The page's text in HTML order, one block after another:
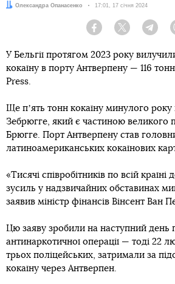
Автор:
Олександра Опанасенко Дата:
17:01, 17 січня 2024
Facebook Twitter
У Бельгії протягом 2023 року
кокаїну в порту Антверпену — 116
Press.
Ще пʼять тонн кокаїну минулого
Зебрюгге, який є частиною великого
Брюгге. Порт Антверпену став
латиноамериканських кокаїнових
«Тисячі співробітників по всій
зусиль у надзвичайних обставинах
заявив міністр фінансів Вінсент Ван
Цю заяву зробили на наступний день
антинаркотичної операції — тоді 22
трьох поліцейських, затримали за
кокаїну через Антверпен.